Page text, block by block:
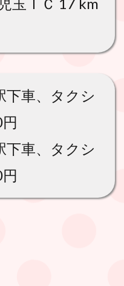
下車、タクシ
下車、タクシ